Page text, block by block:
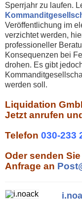
Sperrjahr zu laufen.
Veröffentlichung im
verzichtet werden,
professioneller
Konsequenzen bei
drohen. Es gibt
werden soll.
Liquidation
Jetzt anrufen
Telefon 030-233
Oder senden
Anfrage an